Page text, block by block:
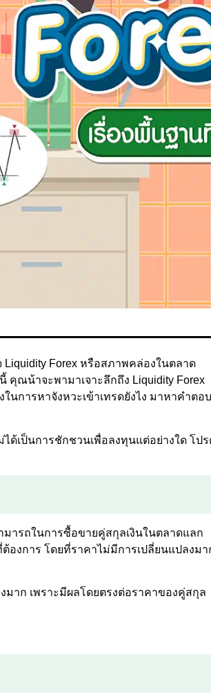
Liquidity Forex หรือสภาพคล่องในตลาด
ณน้าจะพามาเจาะลึกถึง Liquidity Forex
นการหาจังหวะเข้าเทรดยังไง มาหาคำตอบ
ด้เป็นการชักชวนเพื่อลงทุนแต่อย่างใด โป
มารถในการซื้อขายคู่สกุลเงินในตลาดแลก
องการ โดยที่ราคาไม่มีการเปลี่ยนแปลงมา
าก เพราะมีผลโดยตรงต่อราคาของคู่สกุล